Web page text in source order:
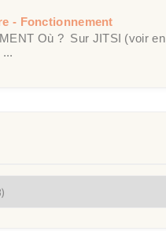
- Fonctionnement
Où ? Sur JITSI (voir en
...